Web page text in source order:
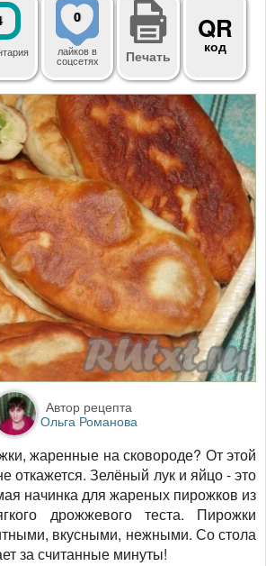
0
лайковв
соцсетях Печать
QR
код
Автор рецепта
Ольга Романова
жаренные на сковороде? От этой
откажется. Зелёный лук и яйцо - это
начинка для жареных пирожков из
дрожжевого теста. Пирожки
вкусными, нежными. Со стола
за считанные минуты!